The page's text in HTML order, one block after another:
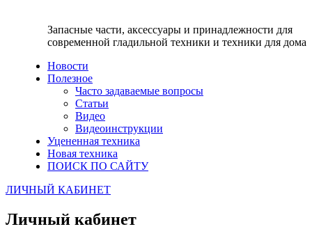
Запасные части, аксессуары и принадлежности для
современной гладильной техники и техники для дома
Новости
Полезное
Часто задаваемые вопросы
Статьи
Видео
Видеоинструкции
Уцененная техника
Новая техника
ПОИСК ПО САЙТУ
ЛИЧНЫЙ КАБИНЕТ
Личный кабинет